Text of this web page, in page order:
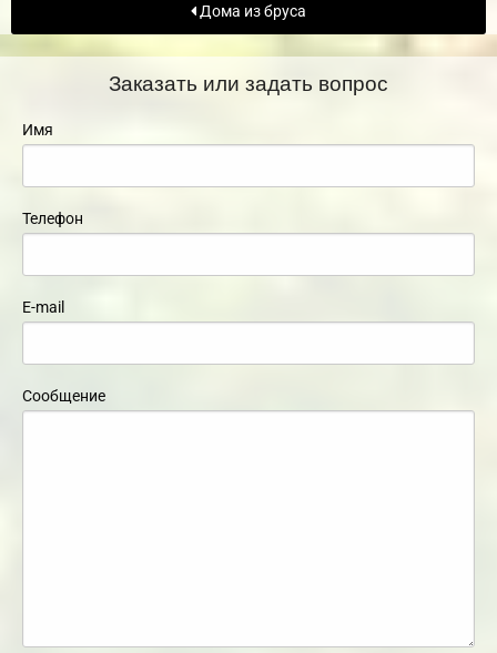
Дома из бруса
Заказать или задать вопрос
Имя
Телефон
E-mail
Сообщение